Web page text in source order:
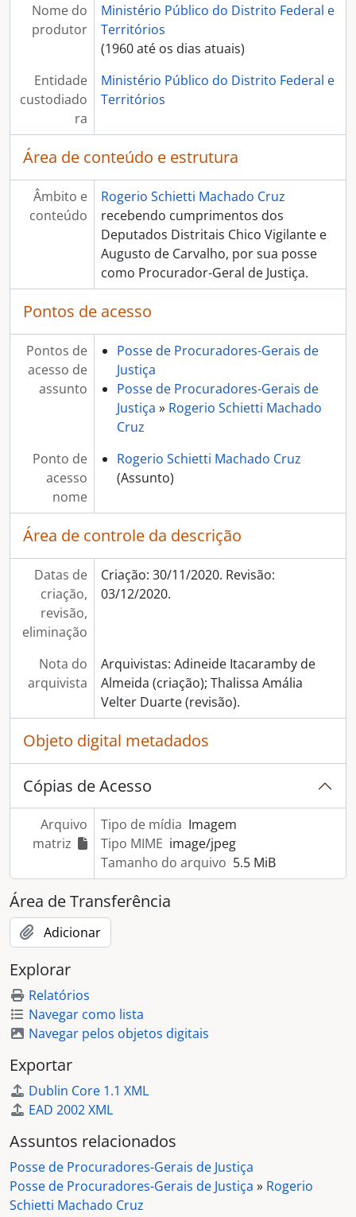
Nome do
produtor
Ministério Público do Distrito Federal e
Territórios
(1960 até os dias atuais)
Entidade
custodiado
ra
Ministério Público do Distrito Federal e
Territórios
Área de conteúdo e estrutura
Âmbito e
conteúdo
Rogerio Schietti Machado Cruz
recebendo cumprimentos dos
Deputados Distritais Chico Vigilante e
Augusto de Carvalho, por sua posse
como Procurador-Geral de Justiça.
Pontos de acesso
Pontos de
acesso de
assunto
Posse de Procuradores-Gerais de
Justiça
Posse de Procuradores-Gerais de
Justiça » Rogerio Schietti Machado
Cruz
Ponto de
acesso
nome
Rogerio Schietti Machado Cruz
(Assunto)
Área de controle da descrição
Datas de
criação,
revisão,
eliminação
Criação: 30/11/2020. Revisão:
03/12/2020.
Nota do
arquivista
Arquivistas: Adineide Itacaramby de
Almeida (criação); Thalissa Amália
Velter Duarte (revisão).
Objeto digital metadados
Cópias de Acesso
Arquivo
matriz
Tipo de mídia Imagem
Tipo MIME image/jpeg
Tamanho do arquivo 5.5 MiB
Área de Transferência
Adicionar
Explorar
Relatórios
Navegar como lista
Navegar pelos objetos digitais
Exportar
Dublin Core 1.1 XML
EAD 2002 XML
Assuntos relacionados
Posse de Procuradores-Gerais de Justiça
Posse de Procuradores-Gerais de Justiça » Rogerio
Schietti Machado Cruz